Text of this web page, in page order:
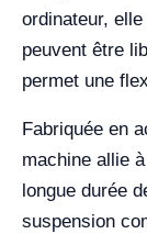
ordinateur,
peuvent être
permet une
Fabriquée en
machine allie
longue durée
suspension